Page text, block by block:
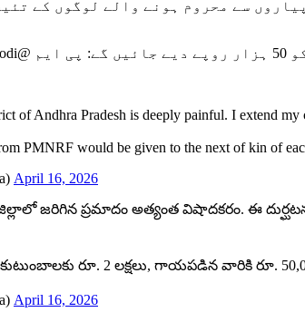
سے محروم ہونے والے لوگوں کے
of Andhra Pradesh is deeply painful. I extend
PMNRF would be given to the next of kin of
April 16, 2026
జిల్లాలో జరిగిన ప్రమాదం అత్యంత విషాదకరం.
రూ. 2 లక్షలు, గాయపడిన వారికి రూ.
April 16, 2026